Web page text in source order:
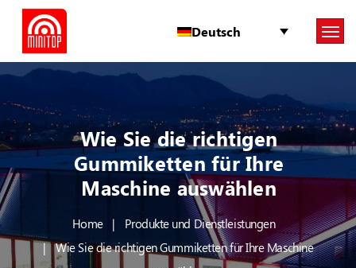
Deutsch
Wie Sie die richtigen
Gummiketten für Ihre
Maschine auswählen
Home
Produkte und Dienstleistungen
Wie Sie die richtigen Gummiketten für Ihre Maschine